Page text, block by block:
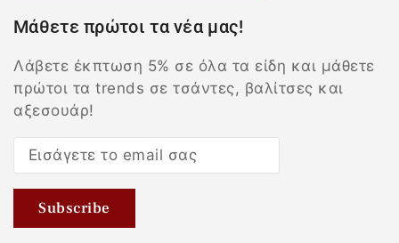
Μάθετε πρώτοι τα νέα μας!
Λάβετε έκπτωση 5% σε όλα τα είδη και μάθετε
πρώτοι τα trends σε τσάντες, βαλίτσες και
αξεσουάρ!